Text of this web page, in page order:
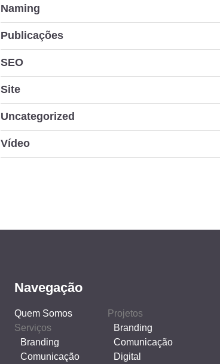
Naming
Publicações
SEO
Site
Uncategorized
Vídeo
Navegação
Quem Somos
Serviços
Branding
Comunicação
Projetos
Branding
Comunicação
Digital